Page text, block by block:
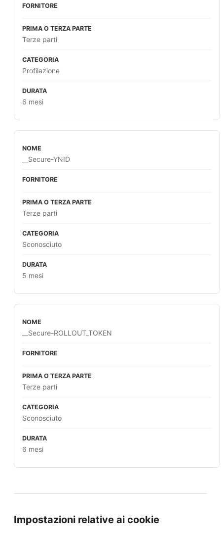
Terze parti
Profilazione
6 mesi
__Secure-YNID
Terze parti
Sconosciuto
5 mesi
__Secure-ROLLOUT_TOKEN
Terze parti
Sconosciuto
6 mesi
Impostazioni relative ai cookie